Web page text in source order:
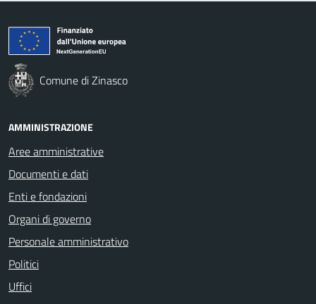
Comune di Zinasco
AMMINISTRAZIONE
Aree amministrative
Documenti e dati
Enti e fondazioni
Organi di governo
Personale amministrativo
Politici
Uffici